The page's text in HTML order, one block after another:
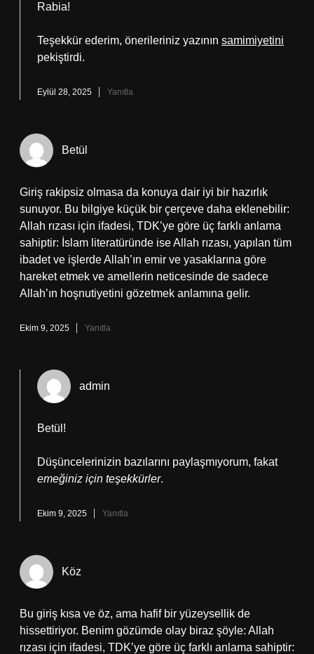
Rabia!
Teşekkür ederim, önerileriniz yazının samimiyetini
pekiştirdi.
Eylül 28, 2025 Yanıtla
Betül
Giriş rakipsiz olmasa da konuya dair iyi bir hazırlık
sunuyor. Bu bilgiye küçük bir çerçeve daha eklenebilir:
Allah rızası için ifadesi, TDK’ye göre üç farklı anlama
sahiptir: İslam literatüründe ise Allah rızası, yapılan tüm
ibadet ve işlerde Allah’ın emir ve yasaklarına göre
hareket etmek ve amellerin neticesinde de sadece
Allah’ın hoşnutiyetini gözetmek anlamına gelir.
Ekim 9, 2025 Yanıtla
admin
Betül!
Düşüncelerinizin bazılarını paylaşmıyorum, fakat
emeğiniz için teşekkürler.
Ekim 9, 2025 Yanıtla
Köz
Bu giriş kısa ve öz, ama hafif bir yüzeysellik de
hissettiriyor. Benim gözümde olay biraz şöyle: Allah
rızası için ifadesi, TDK’ye göre üç farklı anlama sahiptir: